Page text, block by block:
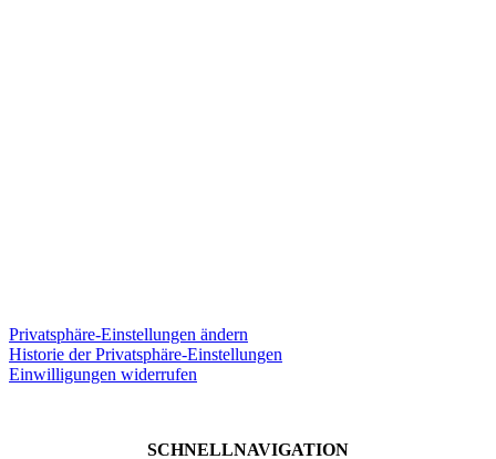
Pri­vat­sphä­re-Ein­stel­lun­gen ändern
His­to­rie der Pri­vat­sphä­re-Ein­stel­lun­gen
Ein­wil­li­gun­gen wider­ru­fen
SCHNELL­NA­VI­GA­TI­ON